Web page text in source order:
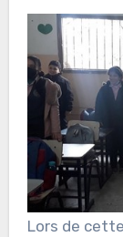
Lors de